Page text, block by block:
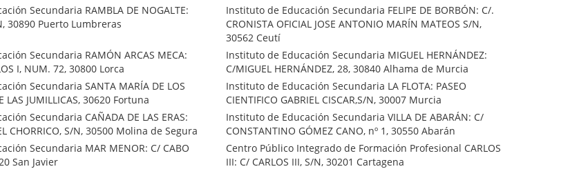
Secundaria RAMBLA DE NOGALTE:
30890 Puerto Lumbreras
Instituto de Educación Secundaria FELIPE DE BORBÓN: C/.
CRONISTA OFICIAL JOSE ANTONIO MARÍN MATEOS S/N,
30562 Ceutí
Secundaria RAMÓN ARCAS MECA:
I, NUM. 72, 30800 Lorca
Instituto de Educación Secundaria MIGUEL HERNÁNDEZ:
C/MIGUEL HERNÁNDEZ, 28, 30840 Alhama de Murcia
Secundaria SANTA MARÍA DE LOS
LAS JUMILLICAS, 30620 Fortuna
Instituto de Educación Secundaria LA FLOTA: PASEO
CIENTIFICO GABRIEL CISCAR,S/N, 30007 Murcia
Secundaria CAÑADA DE LAS ERAS:
CHORRICO, S/N, 30500 Molina de Segura
Instituto de Educación Secundaria VILLA DE ABARÁN: C/
CONSTANTINO GÓMEZ CANO, nº 1, 30550 Abarán
Secundaria MAR MENOR: C/ CABO
San Javier
Centro Público Integrado de Formación Profesional CARLOS
III: C/ CARLOS III, S/N, 30201 Cartagena